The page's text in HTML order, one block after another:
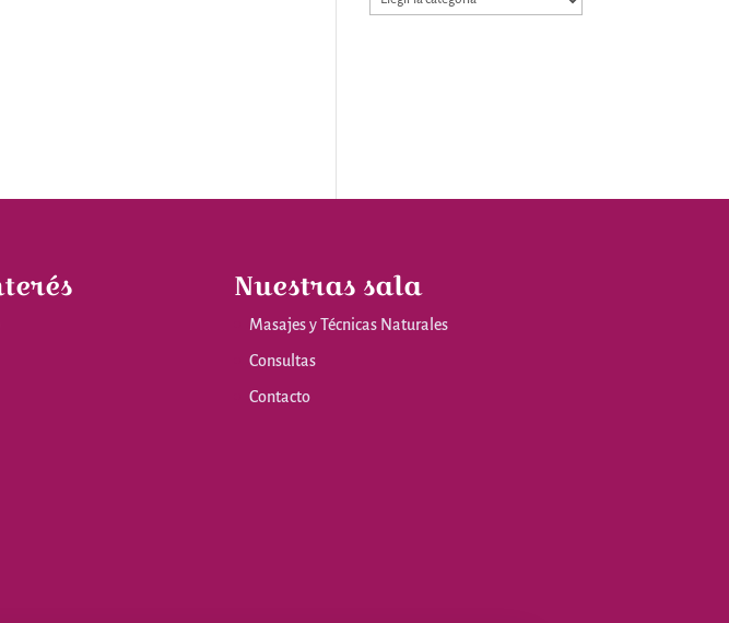
Nuestras sala
Masajes y Técnicas Naturales
Consultas
Contacto